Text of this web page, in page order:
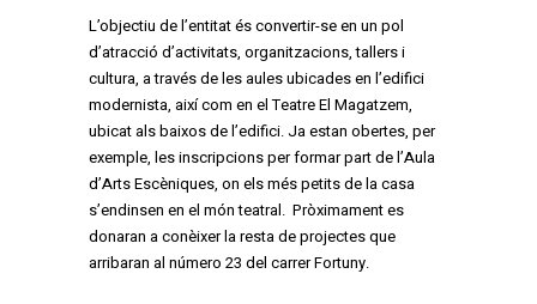
L’objectiu de l’entitat és convertir-se en un pol
d’atracció d’activitats, organitzacions, tallers i
cultura, a través de les aules ubicades en l’edifici
modernista, així com en el Teatre El Magatzem,
ubicat als baixos de l’edifici. Ja estan obertes, per
exemple, les inscripcions per formar part de l’Aula
d’Arts Escèniques, on els més petits de la casa
s’endinsen en el món teatral. Pròximament es
donaran a conèixer la resta de projectes que
arribaran al número 23 del carrer Fortuny.